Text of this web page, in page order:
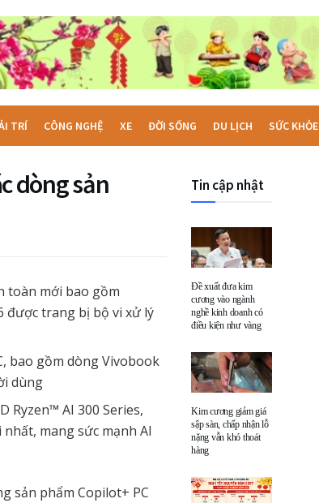
TRÍ CÔNG NGHỆ XE ĐỜI SỐNG DU LỊCH SỨC KHỎE
dòng sản
toàn mới bao gồm
được trang bị bộ vi xử lý
bao gồm dòng Vivobook
dùng
Ryzen™ AI 300 Series,
mang sức mạnh AI
sản phẩm Copilot+ PC
Tin cập nhật
Đề xuất đưa kim
cương vào ngành
nghề kinh doanh có
điều kiện như vàng
Kim cương giảm giá
sập sàn, chấp nhận lỗ
nặng vẫn khó thoát
hàng